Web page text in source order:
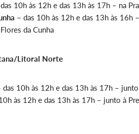
10h às 12h e das 13h às 17h – na
– das 10h às 12h e das 13h às 16h
da Cunha
Litoral Norte
das 10h às 12h e das 13h às 17h –
às 12h e das 13h às 17h – junto à